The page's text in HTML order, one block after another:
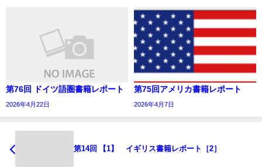
第76回 ドイツ語圏書籍レポート
2026年4月22日
第75回アメリカ書籍レポート
2026年4月7日
第14回 【1】 イギリス書籍レポート［2］